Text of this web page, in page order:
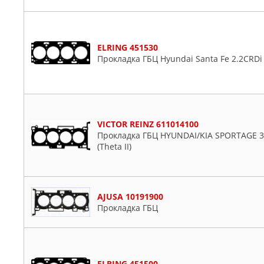
ELRING 451530
Прокладка ГБЦ Hyundai Santa Fe
VICTOR REINZ 611014100
Прокладка ГБЦ HYUNDAI/KIA SPORTAGE
(Theta II)
AJUSA 10191900
Прокладка ГБЦ